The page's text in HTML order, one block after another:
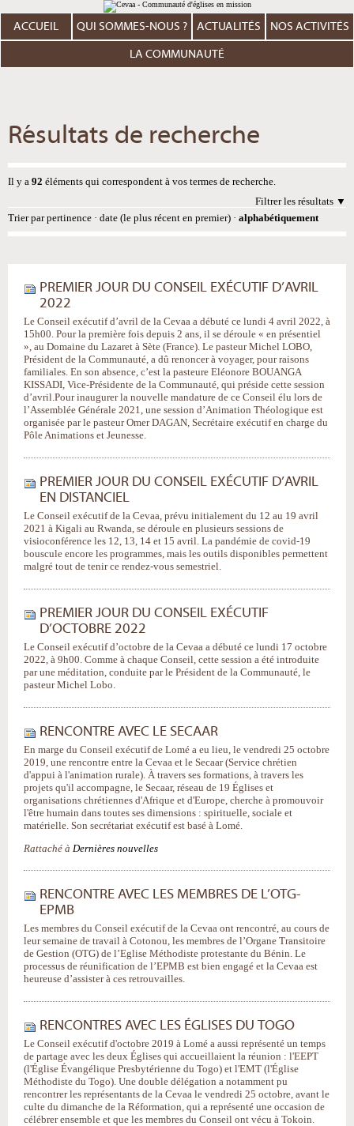
au
contenu.
Aller
personnels
ACCUEIL QUI SOMMES-NOUS ? ACTUALITÉS NOS ACTIVITÉS
LA COMMUNAUTÉ
Résultats de recherche
Il y a 92 éléments qui correspondent à vos termes de recherche.
Filtrer les résultats
Trier par pertinence · date (le plus récent en premier) · alphabétiquement
PREMIER JOUR DU CONSEIL EXÉCUTIF D’AVRIL
2022
Le Conseil exécutif d’avril de la Cevaa a débuté ce lundi 4 avril 2022, à
15h00. Pour la première fois depuis 2 ans, il se déroule « en présentiel
», au Domaine du Lazaret à Sète (France). Le pasteur Michel LOBO,
Président de la Communauté, a dû renoncer à voyager, pour raisons
familiales. En son absence, c’est la pasteure Eléonore BOUANGA
KISSADI, Vice-Présidente de la Communauté, qui préside cette session
d’avril. ​Pour inaugurer la nouvelle mandature de ce Conseil élu lors de
l’Assemblée Générale 2021, une session d’Animation Théologique est
organisée par le pasteur Omer DAGAN, Secrétaire exécutif en charge du
Pôle Animations et Jeunesse.
PREMIER JOUR DU CONSEIL EXÉCUTIF D’AVRIL
EN DISTANCIEL
Le Conseil exécutif de la Cevaa, prévu initialement du 12 au 19 avril
2021 à Kigali au Rwanda, se déroule en plusieurs sessions de
visioconférence les 12, 13, 14 et 15 avril. La pandémie de covid-19
bouscule encore les programmes, mais les outils disponibles permettent
malgré tout de tenir ce rendez-vous semestriel.
PREMIER JOUR DU CONSEIL EXÉCUTIF
D’OCTOBRE 2022
Le Conseil exécutif d’octobre de la Cevaa a débuté ce lundi 17 octobre
2022, à 9h00. Comme à chaque Conseil, cette session a été introduite
par une méditation, conduite par le Président de la Communauté, le
pasteur Michel Lobo.
RENCONTRE AVEC LE SECAAR
En marge du Conseil exécutif de Lomé a eu lieu, le vendredi 25 octobre
2019, une rencontre entre la Cevaa et le Secaar (Service chrétien
d'appui à l'animation rurale). À travers ses formations, à travers les
projets qu'il accompagne, le Secaar, réseau de 19 Églises et
organisations chrétiennes d'Afrique et d'Europe, cherche à promouvoir
l'être humain dans toutes ses dimensions : spirituelle, sociale et
matérielle. Son secrétariat exécutif est basé à Lomé.
Rattaché à Dernières nouvelles
RENCONTRE AVEC LES MEMBRES DE L’OTG-
EPMB
Les membres du Conseil exécutif de la Cevaa ont rencontré, au cours de
leur semaine de travail à Cotonou, les membres de l’Organe Transitoire
de Gestion (OTG) de l’Eglise Méthodiste protestante du Bénin. Le
processus de réunification de l’EPMB est bien engagé et la Cevaa est
heureuse d’assister à ces retrouvailles.
RENCONTRES AVEC LES ÉGLISES DU TOGO
Le Conseil exécutif d'octobre 2019 à Lomé a aussi représenté un temps
de partage avec les deux Églises qui accueillaient la réunion : l'EEPT
(l'Église Évangélique Presbytérienne du Togo) et l'EMT (l'Église
Méthodiste du Togo). Une double délégation a notamment pu
rencontrer les représentants de la Cevaa le vendredi 25 octobre, avant le
culte du dimanche de la Réformation, qui a représenté une occasion de
célébrer ensemble et que les membres du Conseil ont vécu à Tokoin.